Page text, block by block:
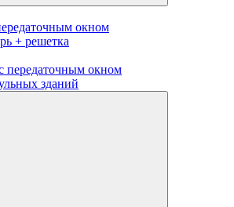
окном
+ решетка
передаточным окном
зданий